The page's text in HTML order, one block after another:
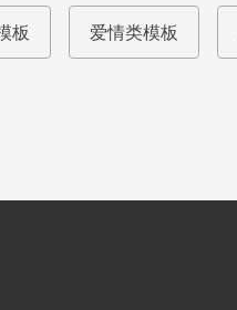
板 爱情类模板